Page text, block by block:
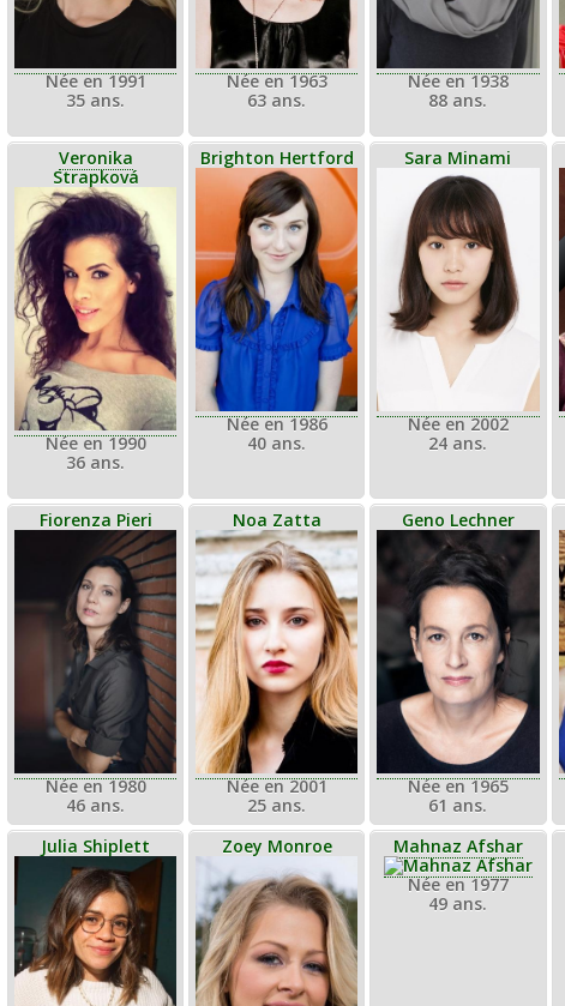
Née en 1991
35 ans.
Née en 1963
63 ans.
Née en 1938
88 ans.
Veronika
Strapková
Née en 1990
36 ans.
Brighton Hertford
Née en 1986
40 ans.
Sara Minami
Née en 2002
24 ans.
Fiorenza Pieri
Née en 1980
46 ans.
Noa Zatta
Née en 2001
25 ans.
Geno Lechner
Née en 1965
61 ans.
Julia Shiplett
Zoey Monroe
Mahnaz Afshar
Née en 1977
49 ans.